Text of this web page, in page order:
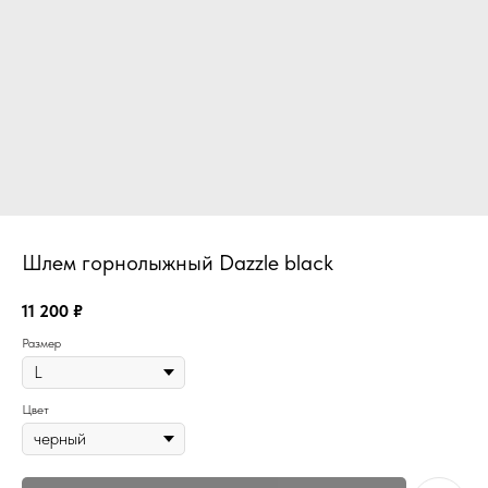
Шлем горнолыжный Dazzle black
11 200 ₽
Размер
Цвет